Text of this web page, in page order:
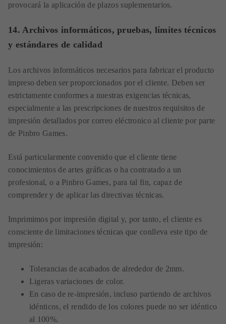
provocará la aplicación de plazos suplementarios.
14. Archivos informáticos, pruebas, límites técnicos
y estándares de calidad
Los archivos informáticos necesarios para fabricar el producto
impreso deben ser proporcionados por el cliente. Deben ser
estrictamente conformes a nuestras exigencias técnicas,
especialmente a las prescripciones de nuestros requisitos de
impresión detallados por correo eléctronico al cliente por parte
de Pinbro Games.
Está particularmente convenido que el cliente tiene
conocimientos de artes gráficas o ha contratado a un
profesional, o a Pinbro Games, para tal fin, capaz de
comprender y de aplicar las directivas técnicas.
Imprimimos por impresión digital y, por tanto, el cliente es
consciente de limitaciones técnicas que conlleva este tipo de
impresión:
Tolerancias de acabados de alrededor de 2mm.
Ligeras variaciones de color.
En caso de re-impresión, incluso partiendo de archivos
idénticos, el rendido de los colores puede no ser idéntico
al 100%.